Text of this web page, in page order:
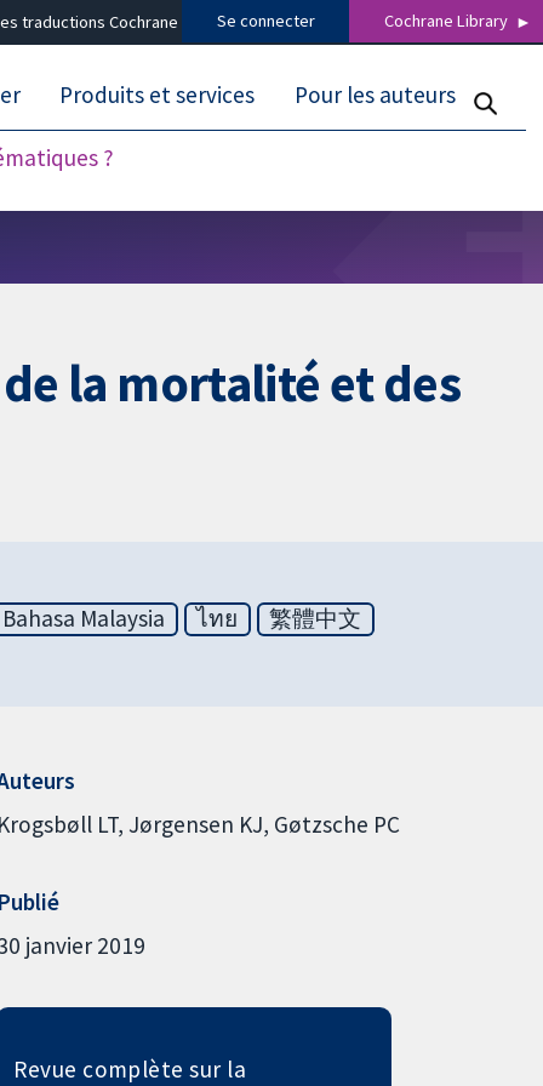
traductions Cochrane Se connecter Cochrane Library
?
Produits et services Pour les auteurs
la mortalité et des
Bahasa Malaysia ไทย
繁體中文
Krogsbøll LT Jørgensen KJ Gøtzsche PC
Publié
janvier 2019
Revue complète sur la